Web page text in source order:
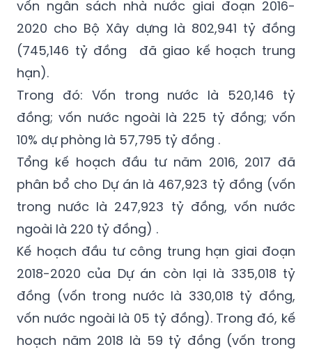
Dự án đầu tư xây dựng Đại học Quốc gia Hà
Nội tại Hòa Lạc được giao kế hoạch đầu tư
vốn ngân sách nhà nước giai đoạn 2016-
2020 cho Bộ Xây dựng là 802,941 tỷ đồng
(745,146 tỷ đồng đã giao kế hoạch trung
hạn).
Trong đó: Vốn trong nước là 520,146 tỷ
đồng; vốn nước ngoài là 225 tỷ đồng; vốn
10% dự phòng là 57,795 tỷ đồng .
Tổng kế hoạch đầu tư năm 2016, 2017 đã
phân bổ cho Dự án là 467,923 tỷ đồng (vốn
trong nước là 247,923 tỷ đồng, vốn nước
ngoài là 220 tỷ đồng) .
Kế hoạch đầu tư công trung hạn giai đoạn
2018-2020 của Dự án còn lại là 335,018 tỷ
đồng (vốn trong nước là 330,018 tỷ đồng,